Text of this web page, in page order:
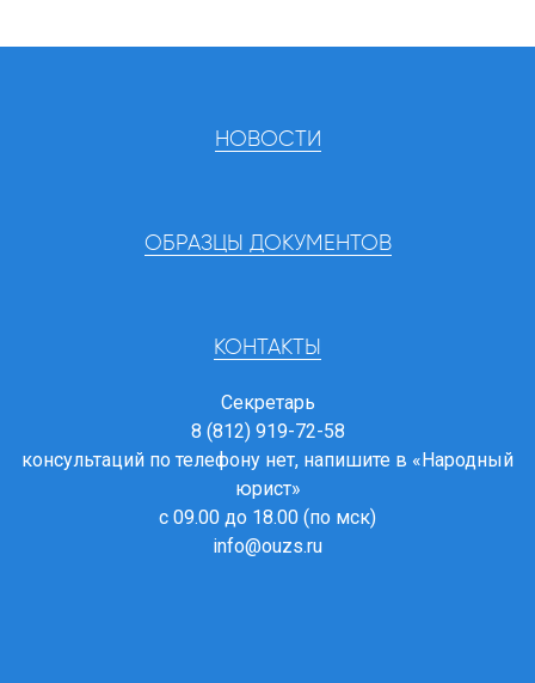
НОВОСТИ
ОБРАЗЦЫ ДОКУМЕНТОВ
КОНТАКТЫ
Секретарь
8 (812) 919-72-58
консультаций по телефону нет, напишите в «Народный
юрист»
с 09.00 до 18.00 (по мск)
info@ouzs.ru